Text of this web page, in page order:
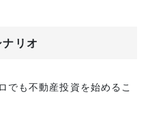
リオ
でも不動産投資を始めるこ